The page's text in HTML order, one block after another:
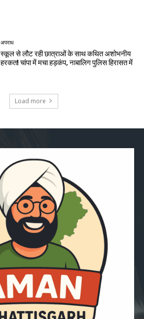
अपराध
स्कूल से लौट रही छात्राओं के साथ कथित अशोभनीय
हरकत! चांपा में मचा हड़कंप, नाबालिग पुलिस हिरासत में
Load more